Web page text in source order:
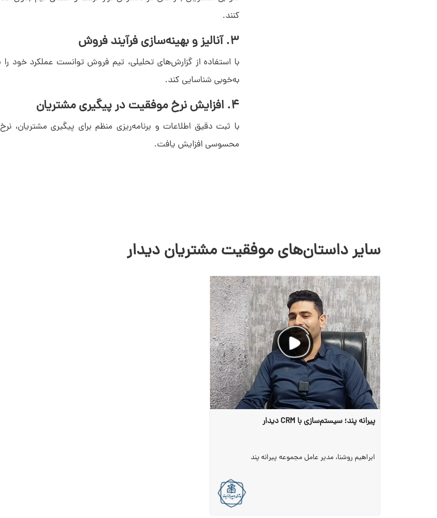
کنند.
3. آنالیز و بهینه‌سازی فرآیند فروش
با استفاده از گزارش‌های تحلیلی، تیم فروش توانست عملکرد
به‌خوبی شناسایی کند.
4. افزایش نرخ موفقیت در پیگیری مشتریان
با ثبت دقیق اطلاعات و برنامه‌ریزی منظم برای پیگیری مشتریان،
محسوسی افزایش یافت.
سایر داستان‌های موفقیت مشتریان دیدار
پیرانه پند؛ سیستم‌سازی با CRM دیدار
ابراهیم روشنا، مدیر عامل مجموعه پیرانه پند